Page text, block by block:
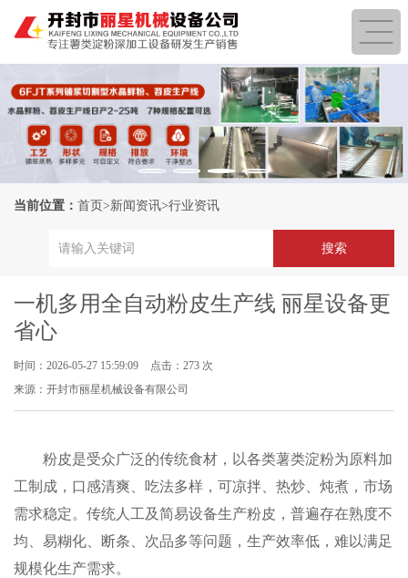
当前位置： 首页>新闻资讯>行业资讯
一机多用全自动粉皮生产线 丽星设备更
省心
时间：2026-05-27 15:59:09
点击：273 次
来源：开封市丽星机械设备有限公司
粉皮是受众广泛的传统食材，以各类薯类淀粉为原料加
工制成，口感清爽、吃法多样，可凉拌、热炒、炖煮，市场
需求稳定。传统人工及简易设备生产粉皮，普遍存在熟度不
均、易糊化、断条、次品多等问题，生产效率低，难以满足
规模化生产需求。